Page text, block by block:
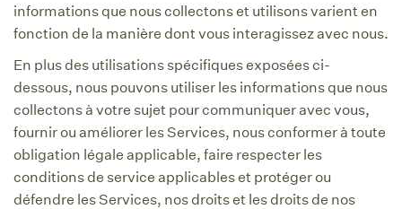
informations que nous collectons et utilisons varient en
fonction de la manière dont vous interagissez avec nous.
En plus des utilisations spécifiques exposées ci-
dessous, nous pouvons utiliser les informations que nous
collectons à votre sujet pour communiquer avec vous,
fournir ou améliorer les Services, nous conformer à toute
obligation légale applicable, faire respecter les
conditions de service applicables et protéger ou
défendre les Services, nos droits et les droits de nos